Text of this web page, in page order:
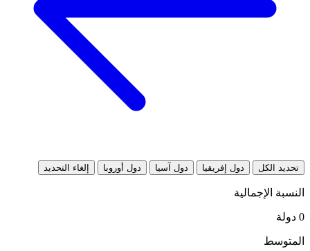
تحديد الكل دول إفريقيا دول آسيا دول أوروبا إلغاء التحديد
النسبة الإجمالية
0 دولة
المتوسط